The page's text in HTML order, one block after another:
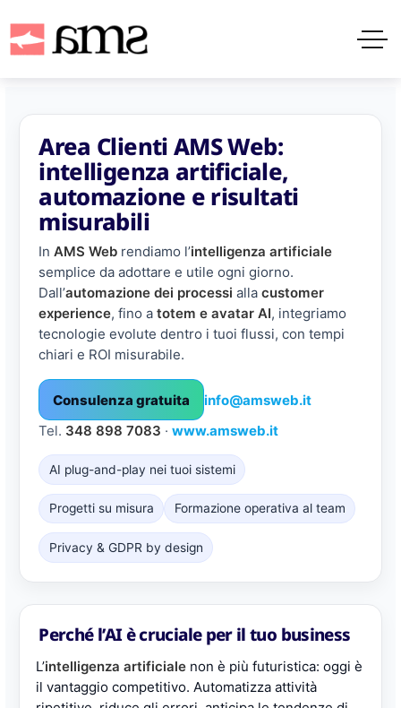
Area Clienti AMS Web:
intelligenza artificiale,
automazione e risultati
misurabili
InAMS Web rendiamo l’intelligenza artificiale
semplice da adottare e utile ogni giorno.
Dall’automazione dei processi allacustomer
experience, fino atotem e avatar AI, integriamo
tecnologie evolute dentro i tuoi flussi, con tempi
chiari e ROI misurabile.
Consulenza gratuita
info@amsweb.it
Tel. 348 898 7083 ·www.amsweb.it
AI plug-and-play nei tuoi sistemi
Progetti su misura Formazione operativa al team
Privacy & GDPR by design
Perché l’AI è cruciale per il tuo business
L’intelligenza artificiale non è più futuristica: oggi è
il vantaggio competitivo. Automatizza attività